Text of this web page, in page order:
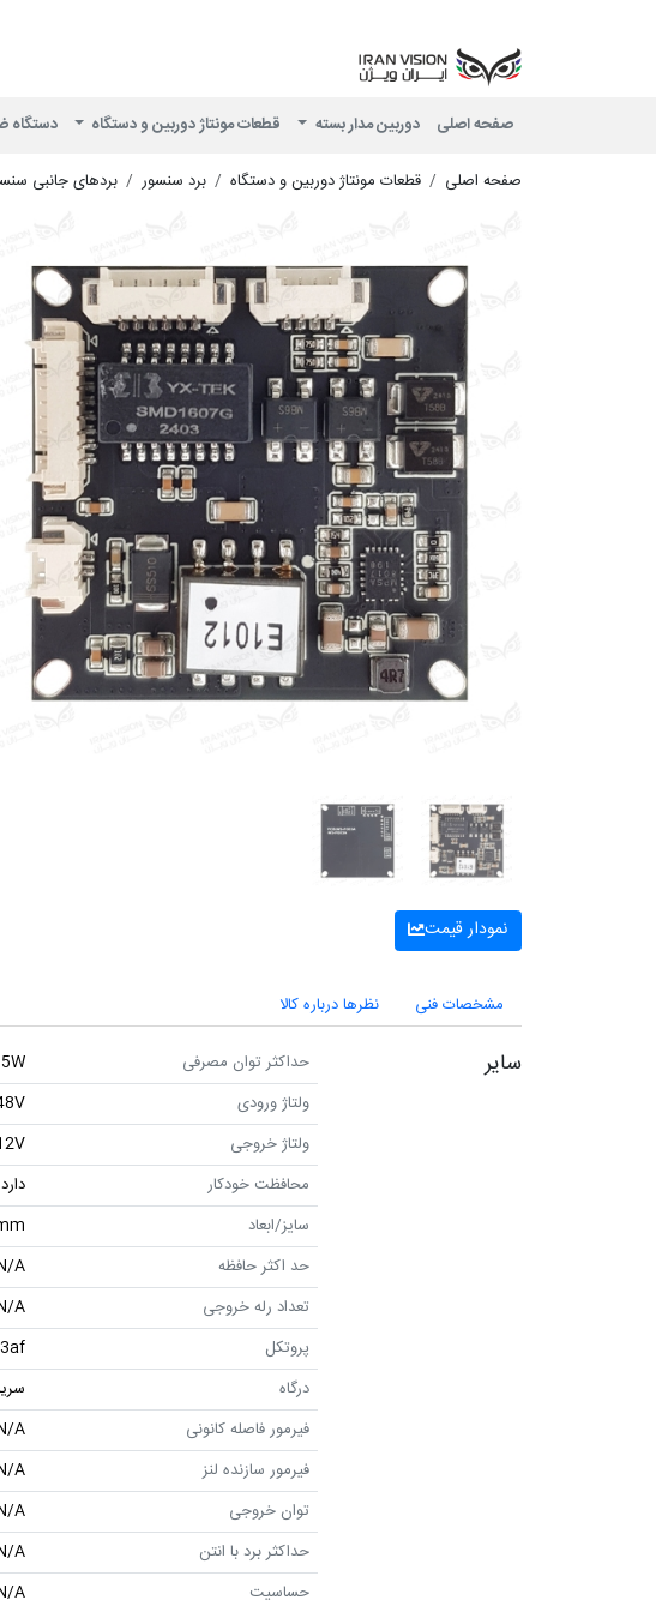
صفحه اصلی دوربین مدار بسته قطعات مونتاژ دوربین و دستگاه دستگاه
صفحه اصلی قطعات مونتاژ دوربین و دستگاه برد سنسور بردهای جانبی
نمودار قیمت
مشخصات فنی نظرها درباره کالا
سایر حداکثر توان مصرفی
ولتاژ ورودی
ولتاژ خروجی
محافظت خودکار
دارد
سایز/ابعاد
حد اکثر حافظه
A
تعداد رله خروجی
A
پروتکل
درگاه
فیرمور فاصله کانونی
A
فیرمور سازنده لنز
A
توان خروجی
A
حداکثر برد با انتن
A
حساسیت
A